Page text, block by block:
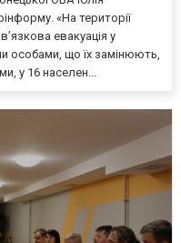
«На території
евакуація у
особами, що їх замінюють,
у 16 населен...